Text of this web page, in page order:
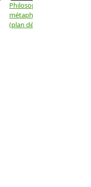
Philosophie: Peut-on lier la
métaphysique à la
(plan détaillé)